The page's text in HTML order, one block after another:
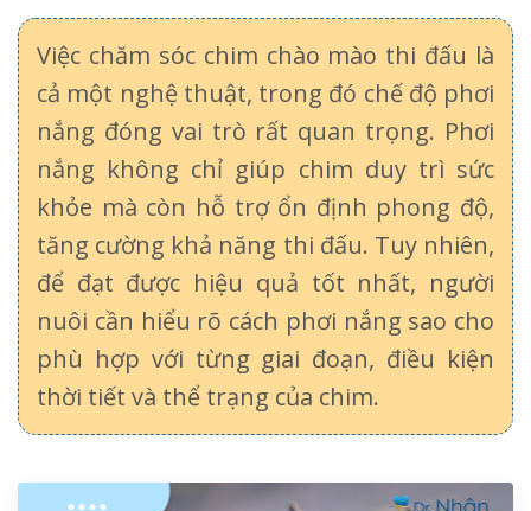
Việc chăm sóc chim chào mào thi đấu là
cả một nghệ thuật, trong đó chế độ phơi
nắng đóng vai trò rất quan trọng. Phơi
nắng không chỉ giúp chim duy trì sức
khỏe mà còn hỗ trợ ổn định phong độ,
tăng cường khả năng thi đấu. Tuy nhiên,
để đạt được hiệu quả tốt nhất, người
nuôi cần hiểu rõ cách phơi nắng sao cho
phù hợp với từng giai đoạn, điều kiện
thời tiết và thể trạng của chim.